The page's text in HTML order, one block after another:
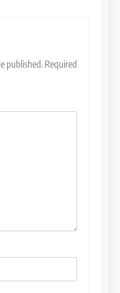
published. Required